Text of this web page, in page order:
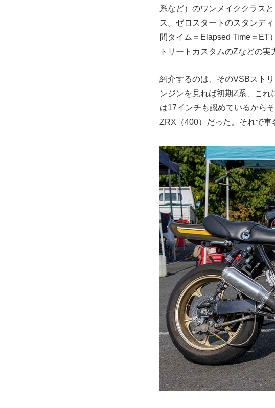
系など）のワンメイククラス
ス。ゼロスタートのスタンデ
間タイム＝Elapsed Time＝ET
トリートカスタムのZなどの実
紹介するのは、そのVSBスト
ンジンを見れば初期Z系、こ
は17インチも認めているから
ZRX（400）だった。それで車